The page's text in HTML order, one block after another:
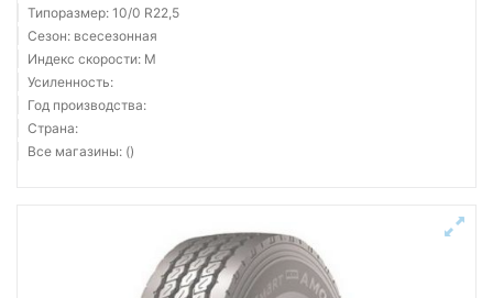
Типоразмер: 10/0 R22,5
Сезон: всесезонная
Индекс скорости: M
Усиленность:
Год производства:
Страна:
Все магазины: ()